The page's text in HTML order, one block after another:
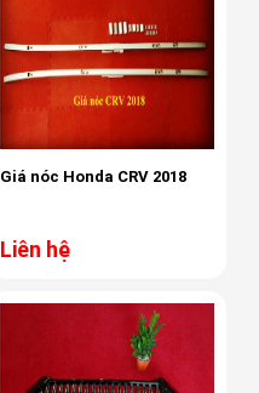
Giá nóc Honda CRV 2018
Liên hệ